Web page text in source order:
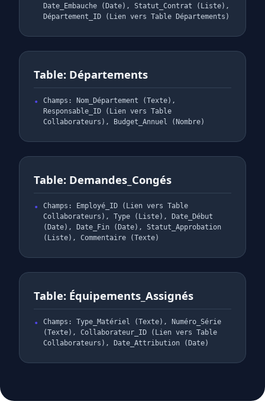
Date_Embauche (Date), Statut_Contrat (Liste),
Département_ID (Lien vers Table Départements)
Table: Départements
Champs: Nom_Département (Texte),
Responsable_ID (Lien vers Table
Collaborateurs), Budget_Annuel (Nombre)
Table: Demandes_Congés
Champs: Employé_ID (Lien vers Table
Collaborateurs), Type (Liste), Date_Début
(Date), Date_Fin (Date), Statut_Approbation
(Liste), Commentaire (Texte)
Table: Équipements_Assignés
Champs: Type_Matériel (Texte), Numéro_Série
(Texte), Collaborateur_ID (Lien vers Table
Collaborateurs), Date_Attribution (Date)